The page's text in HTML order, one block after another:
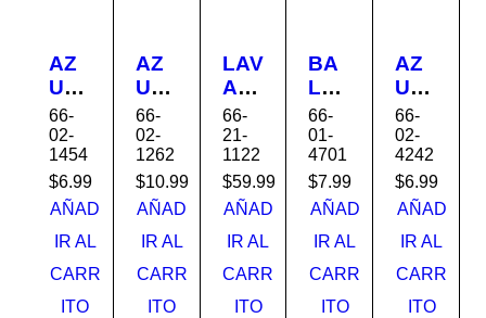
AZ
UL
EJ
O
20X
30
312
5E
GR
EE
N
66-
02-
1454
$6.99
AÑAD
IR AL
CARR
ITO
AZ
UL
EJ
O
30x
60
LH1
904
062
PA
P05
66-
02-
1262
$10.99
AÑAD
IR AL
CARR
ITO
LAV
AM
AN
O
AS
PIO
PR
EP
TE
AL
66-
21-
1122
$59.99
AÑAD
IR AL
CARR
ITO
BA
LD
OS
A
57x
57
DRI
TT
O
CO
NZ
66-
01-
4701
$7.99
AÑAD
IR AL
CARR
ITO
AZ
UL
EJ
O
32x
56
321
42
BRI
LL
O
66-
02-
4242
$6.99
AÑAD
IR AL
CARR
ITO